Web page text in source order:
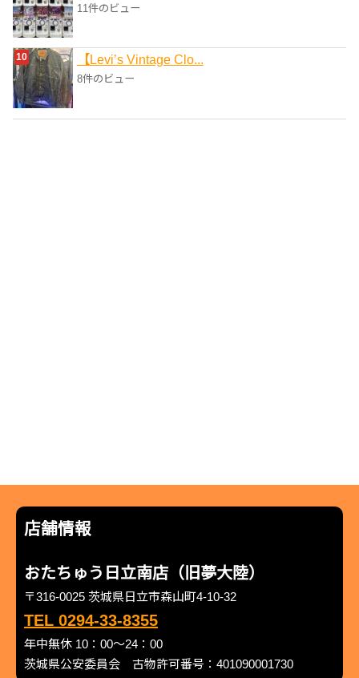
11件のビュー
【Levi’s Vintage Clo...
8件のビュー
店舗情報
おたちゅう日立南店（旧夢大陸）
〒316-0025 茨城県日立市森山町4-10-32
TEL 0294-33-8355
年中無休 10：00～24：00
茨城県公安委員会 古物許可番号：401090001730